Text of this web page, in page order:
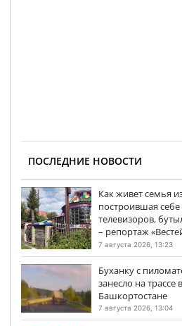
ПОСЛЕДНИЕ НОВОСТИ
Как живет семья
построившая
телевизоров,
– репортаж
7 августа 2026, 13:23
Буханку с
занесло на трассе в
Башкортостане
7 августа 2026, 13:04